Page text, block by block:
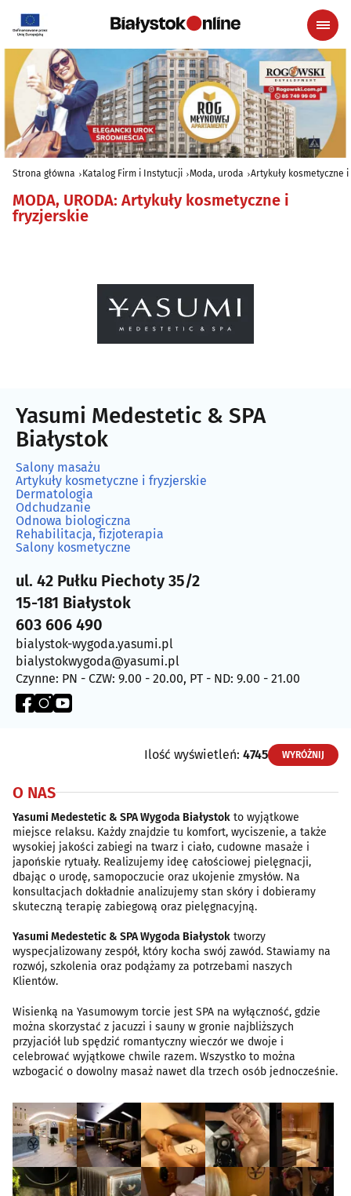
Strona główna Katalog Firm i Instytucji Moda, uroda Artykuły kosmetyczne
MODA, URODA: Artykuły kosmetyczne i
fryzjerskie
Yasumi Medestetic & SPA
Białystok
Salony masażu
Artykuły kosmetyczne i fryzjerskie
Dermatologia
Odchudzanie
Odnowa biologiczna
Rehabilitacja, fizjoterapia
Salony kosmetyczne
ul. 42 Pułku Piechoty 35/2
15-181 Białystok
603 606 490
bialystok-wygoda.yasumi.pl
bialystokwygoda@yasumi.pl
Czynne: PN - CZW: 9.00 - 20.00, PT - ND: 9.00 - 21.00
Ilość wyświetleń: 4745 WYRÓŻNIJ
O NAS
Yasumi Medestetic & SPA Wygoda Białystok to wyjątkowe
miejsce relaksu. Każdy znajdzie tu komfort, wyciszenie, a także
wysokiej jakości zabiegi na twarz i ciało, cudowne masaże i
japońskie rytuały. Realizujemy ideę całościowej pielęgnacji,
dbając o urodę, samopoczucie oraz ukojenie zmysłów. Na
konsultacjach dokładnie analizujemy stan skóry i dobieramy
skuteczną terapię zabiegową oraz pielęgnacyjną.
Yasumi Medestetic & SPA Wygoda Białystok tworzy
wyspecjalizowany zespół, który kocha swój zawód. Stawiamy na
rozwój, szkolenia oraz podążamy za potrzebami naszych
Klientów.
Wisienką na Yasumowym torcie jest SPA na wyłączność, gdzie
można skorzystać z jacuzzi i sauny w gronie najbliższych
przyjaciół lub spędzić romantyczny wieczór we dwoje i
celebrować wyjątkowe chwile razem. Wszystko to można
wzbogacić o dowolny masaż nawet dla trzech osób jednocześnie.